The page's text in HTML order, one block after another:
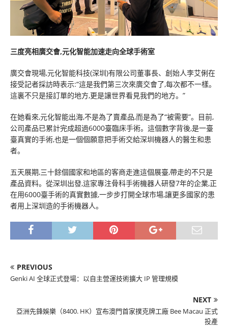
三度亮相廣交會,元化智能加速走向全球手術室
廣交會現場,元化智能科技(深圳)有限公司董事長、創始人李艾俐在
接受記者採訪時表示:“這是我們第三次來廣交會了,每次都不一樣。
這裏不只是接訂單的地方,更是讓世界看見我們的地方。”
在她看來,元化智能出海,不是為了賣產品,而是為了“被需要”。目前,
公司產品已累計完成超過6000臺臨床手術。這個數字背後,是一臺
臺真實的手術,也是一個個願意把手術交給深圳機器人的醫生和患
者。
五天展期,三十餘個國家和地區的客商走進這個展臺,帶走的不只是
產品資料。從深圳出發,這家專注骨科手術機器人研發7年的企業,正
在用6000臺手術的真實數據,一步步打開全球市場,讓更多國家的患
者用上深圳造的手術機器人。
PREVIOUS
Genki AI 全球正式登場：以自主營運技術擴大 IP 管理規模
NEXT
亞洲先鋒娛樂（8400. HK）宣布澳門首家撲克牌工廠 Bee Macau 正式
投產